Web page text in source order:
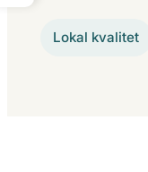
Lokal kvalitet